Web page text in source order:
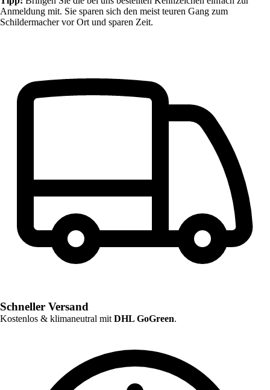
Anmeldung mit. Sie sparen sich den meist teuren Gang zum
Schildermacher vor Ort und sparen Zeit.
Schneller Versand
Kostenlos & klimaneutral mit DHL GoGreen.